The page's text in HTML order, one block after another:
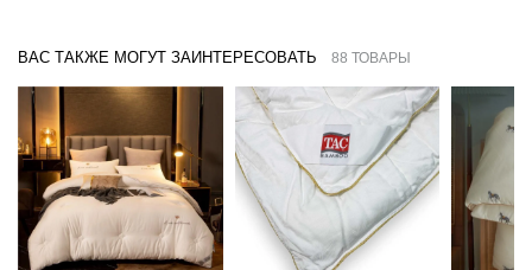
ВАС ТАКЖЕ МОГУТ ЗАИНТЕРЕСОВАТЬ 88 ТОВАРЫ